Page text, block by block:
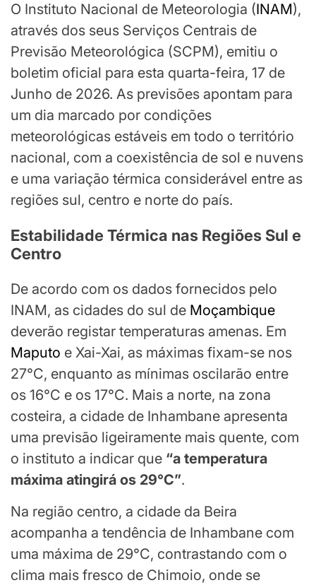
O Instituto Nacional de Meteorologia (INAM),
através dos seus Serviços Centrais de
Previsão Meteorológica (SCPM), emitiu o
boletim oficial para esta quarta-feira, 17 de
Junho de 2026. As previsões apontam para
um dia marcado por condições
meteorológicas estáveis em todo o território
nacional, com a coexistência de sol e nuvens
e uma variação térmica considerável entre as
regiões sul, centro e norte do país.
Estabilidade Térmica nas Regiões Sul e
Centro
De acordo com os dados fornecidos pelo
INAM, as cidades do sul de Moçambique
deverão registar temperaturas amenas. Em
Maputo e Xai-Xai, as máximas fixam-se nos
27°C, enquanto as mínimas oscilarão entre
os 16°C e os 17°C. Mais a norte, na zona
costeira, a cidade de Inhambane apresenta
uma previsão ligeiramente mais quente, com
o instituto a indicar que “a temperatura
máxima atingirá os 29°C”.
Na região centro, a cidade da Beira
acompanha a tendência de Inhambane com
uma máxima de 29°C, contrastando com o
clima mais fresco de Chimoio, onde se